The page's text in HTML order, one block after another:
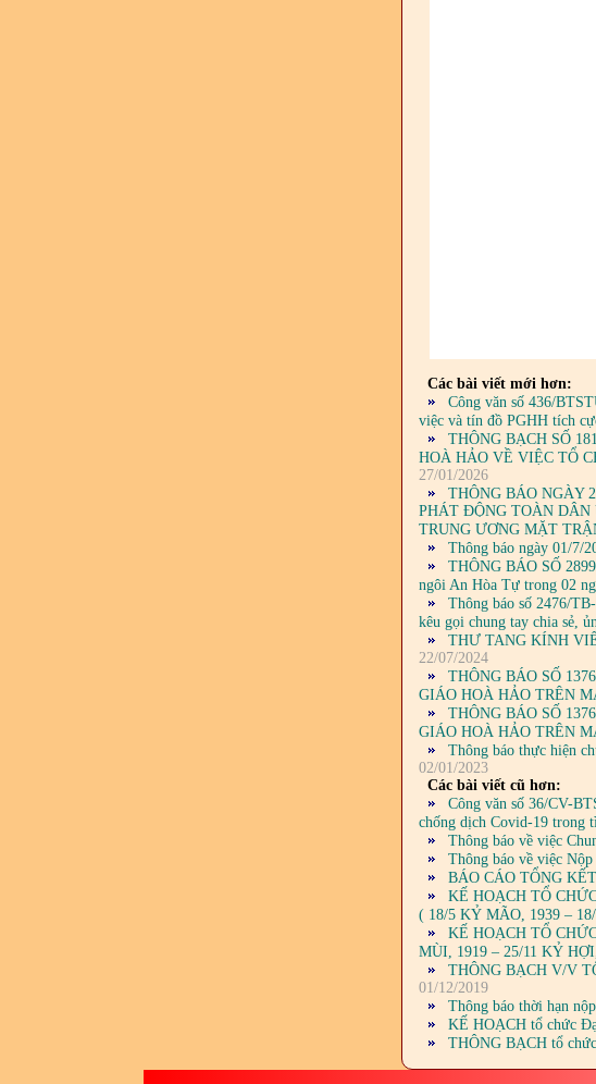
Các bài viết mới hơn:
Công văn số 436/
việc và tín đồ PGHH tích
THÔNG BẠCH SỐ
HOÀ HẢO VỀ VIỆC TỔ
27/01/2026
THÔNG BÁO NGÀY
PHÁT ĐỘNG TOÀN DÂN
TRUNG ƯƠNG MẶT
Thông báo ngày 01/7/
THÔNG BÁO SỐ
ngôi An Hòa Tự trong 02
Thông báo số 2476/
kêu gọi chung tay chia sẻ,
THƯ TANG KÍNH
22/07/2024
THÔNG BÁO SỐ
GIÁO HOÀ HẢO TRÊN
THÔNG BÁO SỐ
GIÁO HOÀ HẢO TRÊN
Thông báo thực hiện
02/01/2023
Các bài viết cũ hơn:
Công văn số 36/CV-
chống dịch Covid-19 trong
Thông báo về việc
Thông báo về việc
BÁO CÁO TỔNG
KẾ HOẠCH TỔ
( 18/5 KỶ MÃO, 1939 –
KẾ HOẠCH TỔ
MÙI, 1919 – 25/11 KỶ
THÔNG BẠCH V/V
01/12/2019
Thông báo thời hạn
KẾ HOẠCH tổ chức
THÔNG BẠCH tổ